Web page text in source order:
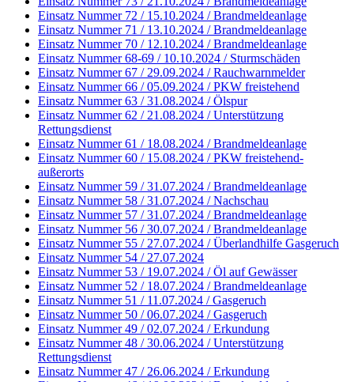
Einsatz Nummer 72 / 15.10.2024 / Brandmeldeanlage
Einsatz Nummer 71 / 13.10.2024 / Brandmeldeanlage
Einsatz Nummer 70 / 12.10.2024 / Brandmeldeanlage
Einsatz Nummer 68-69 / 10.10.2024 / Sturmschäden
Einsatz Nummer 67 / 29.09.2024 / Rauchwarnmelder
Einsatz Nummer 66 / 05.09.2024 / PKW freistehend
Einsatz Nummer 63 / 31.08.2024 / Ölspur
Einsatz Nummer 62 / 21.08.2024 / Unterstützung
Rettungsdienst
Einsatz Nummer 61 / 18.08.2024 / Brandmeldeanlage
Einsatz Nummer 60 / 15.08.2024 / PKW freistehend-
außerorts
Einsatz Nummer 59 / 31.07.2024 / Brandmeldeanlage
Einsatz Nummer 58 / 31.07.2024 / Nachschau
Einsatz Nummer 57 / 31.07.2024 / Brandmeldeanlage
Einsatz Nummer 56 / 30.07.2024 / Brandmeldeanlage
Einsatz Nummer 55 / 27.07.2024 / Überlandhilfe Gasgeruch
Einsatz Nummer 54 / 27.07.2024
Einsatz Nummer 53 / 19.07.2024 / Öl auf Gewässer
Einsatz Nummer 52 / 18.07.2024 / Brandmeldeanlage
Einsatz Nummer 51 / 11.07.2024 / Gasgeruch
Einsatz Nummer 50 / 06.07.2024 / Gasgeruch
Einsatz Nummer 49 / 02.07.2024 / Erkundung
Einsatz Nummer 48 / 30.06.2024 / Unterstützung
Rettungsdienst
Einsatz Nummer 47 / 26.06.2024 / Erkundung